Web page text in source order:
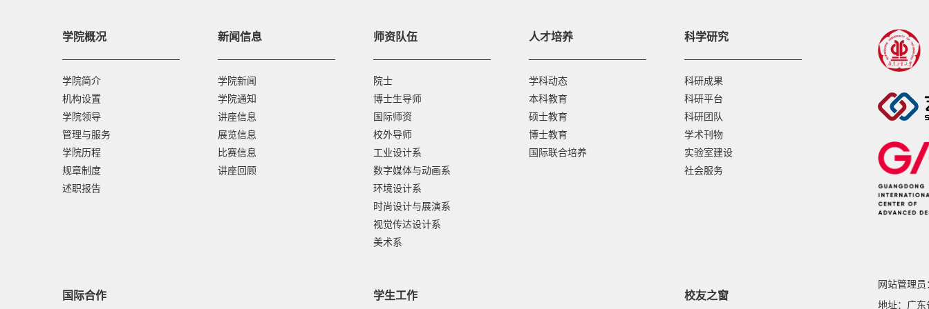
学院概况
学院简介
机构设置
学院领导
管理与服务
学院历程
规章制度
述职报告
新闻信息
学院新闻
学院通知
讲座信息
展览信息
比赛信息
讲座回顾
师资队伍
院士
博士生导师
国际师资
校外导师
工业设计系
数字媒体与动画系
环境设计系
时尚设计与展演系
视觉传达设计系
美术系
人才培养
学科动态
本科教育
硕士教育
博士教育
国际联合培养
科学研究
科研成果
科研平台
科研团队
学术刊物
实验室建设
社会服务
国际合作 学生工作 校友之窗
网站管理
地址：广